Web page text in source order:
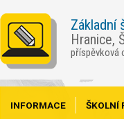
Základní
Hranice,
příspěvková
INFORMACE ŠKOLNÍ